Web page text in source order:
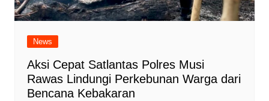
News
Aksi Cepat Satlantas Polres Musi
Rawas Lindungi Perkebunan Warga dari
Bencana Kebakaran